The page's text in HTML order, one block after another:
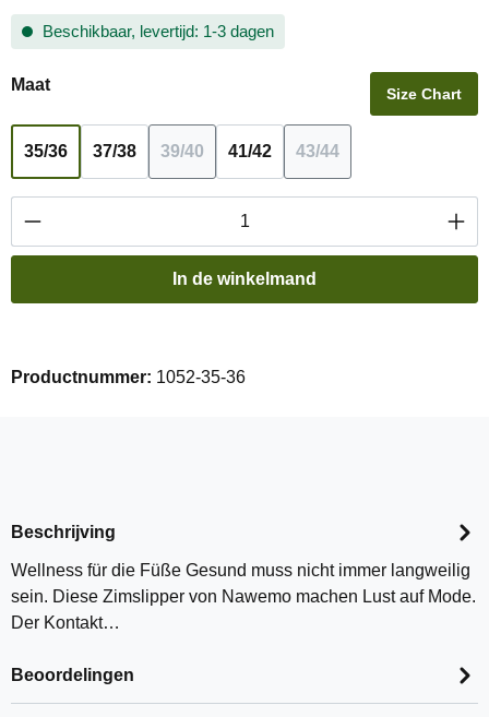
Beschikbaar, levertijd: 1-3 dagen
Selecteer
Maat Size Chart
35/36 37/38 39/40 41/42 43/44
Producthoeveelheid: Voer de gewenste
In de winkelmand
Productnummer: 1052-35-36
Beschrijving
Wellness für die Füße Gesund muss nicht immer langweilig
sein. Diese Zimslipper von Nawemo machen Lust auf Mode.
Der Kontakt…
Beoordelingen